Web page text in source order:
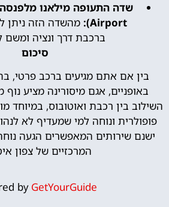
Airport):
מהשדה הזה ניתן
ברכבת דרך ונציה
סיכום
בין אם אתם מגיעים ברכב פרטי,
באופניים, אגם מיסורינה מציע נוף
השילוב בין רכבת ואוטובוס, במיוחד
פופולרית ונוחה למי שמעדיף לא
ישנם שירותים המאפשרים הגעה
המרכזיים של צפון
by GetYourGuide